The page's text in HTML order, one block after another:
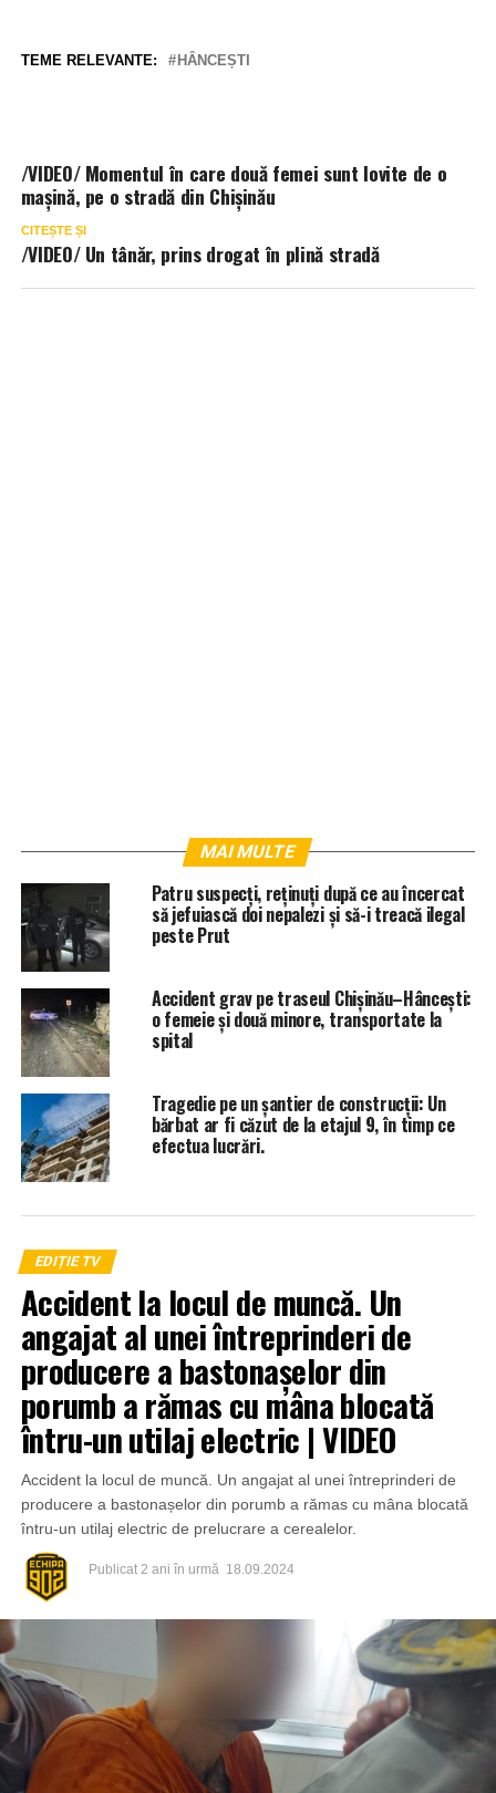
TEME RELEVANTE: HÂNCEȘTI
/VIDEO/ Momentul în care două femei sunt lovite de o
mașină, pe o stradă din Chișinău
CITEȘTE ȘI
/VIDEO/ Un tânăr, prins drogat în plină stradă
MAI MULTE
Patru suspecți, reținuți după ce au încercat
să jefuiască doi nepalezi și să-i treacă ilegal
peste Prut
Accident grav pe traseul Chișinău–Hâncești:
o femeie și două minore, transportate la
spital
Tragedie pe un șantier de construcții: Un
bărbat ar fi căzut de la etajul 9, în timp ce
efectua lucrări.
EDIȚIE TV
Accident la locul de muncă. Un
angajat al unei întreprinderi de
producere a bastonașelor din
porumb a rămas cu mâna blocată
întru-un utilaj electric | VIDEO
Accident la locul de muncă. Un angajat al unei întreprinderi de
producere a bastonașelor din porumb a rămas cu mâna blocată
întru-un utilaj electric de prelucrare a cerealelor.
Publicat 2 ani în urmă 18.09.2024